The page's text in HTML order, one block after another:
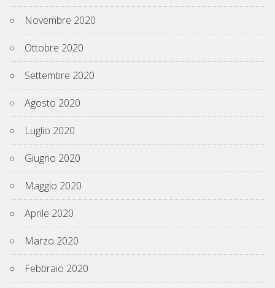
Novembre 2020
Ottobre 2020
Settembre 2020
Agosto 2020
Luglio 2020
Giugno 2020
Maggio 2020
Aprile 2020
Marzo 2020
Febbraio 2020